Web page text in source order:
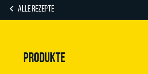
ALLE REZEPTE
PRODUKTE